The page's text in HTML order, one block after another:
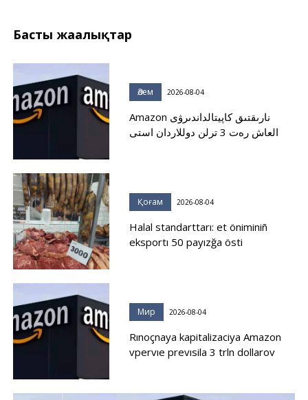
Басты жаңалықтар
Әлем 2026-08-04
Amazon نارىقتىق كاپيتالداندىرۋى
العاش رەت 3 ترلن دوللاردان استى
Қоғам 2026-08-04
Halal standarttarı: et öniminiñ
eksportı 50 payızğa östi
Мир 2026-08-04
Rınoçnaya kapitalizaciya Amazon
vpervıe prevısila 3 trln dollarov